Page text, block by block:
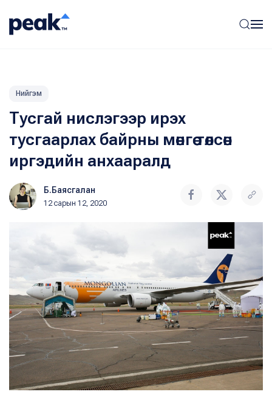
Нийгэм
Тусгай нислэгээр ирэх
тусгаарлах байрны мөнгөө төлсөн
иргэдийн анхааралд
Б.Баясгалан
12 сарын 12, 2020